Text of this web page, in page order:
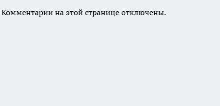
Комментарии на этой странице отключены.